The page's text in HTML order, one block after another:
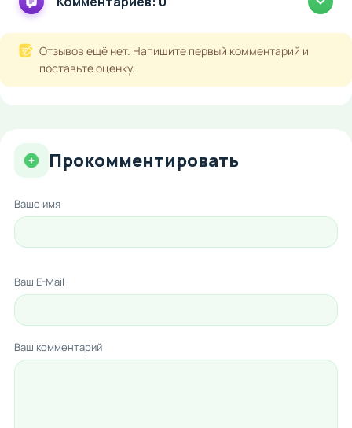
Отзывов ещё нет. Напишите первый комментарий и
поставьте оценку.
Прокомментировать
Ваше имя
Ваш E-Mail
Ваш комментарий